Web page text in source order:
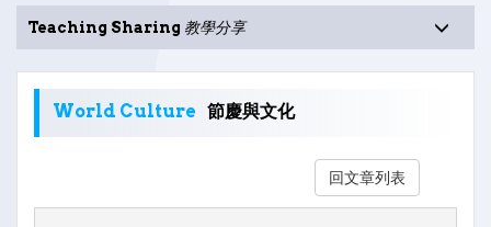
Teaching Sharing 教學分享
World Culture 節慶與文化
回文章列表